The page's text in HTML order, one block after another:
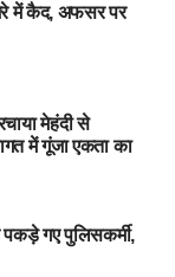
में कैद, अफसर पर
मेहंदी से
में गूंजा एकता का
पकड़े गए पुलिसकर्मी,